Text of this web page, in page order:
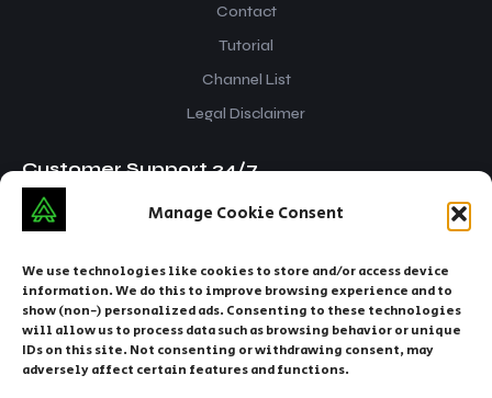
Manage Cookie Consent
We use technologies like cookies to store and/or access device
information. We do this to improve browsing experience and to
show (non-) personalized ads. Consenting to these technologies
will allow us to process data such as browsing behavior or unique
IDs on this site. Not consenting or withdrawing consent, may
adversely affect certain features and functions.
Contact
Tutorial
Channel List
Legal Disclaimer
Customer Support 24/7
iptvsnap.info@gmail.com